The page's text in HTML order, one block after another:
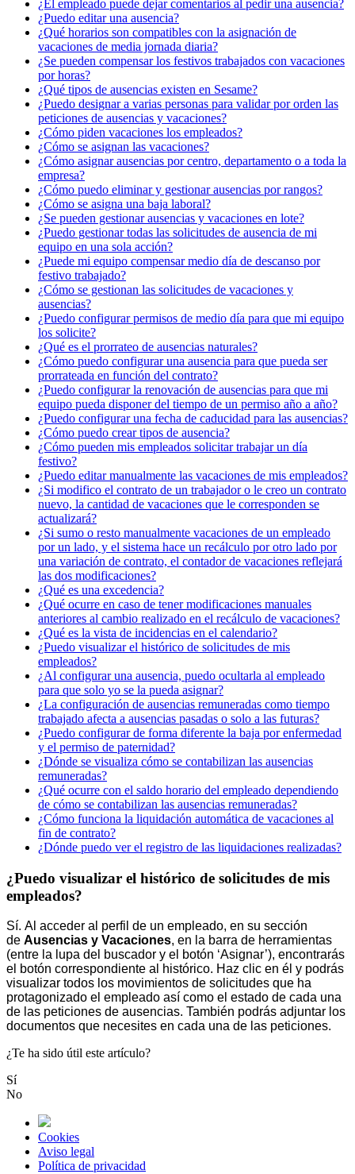
¿El empleado puede dejar comentarios al pedir una ausencia?
¿Puedo editar una ausencia?
¿Qué horarios son compatibles con la asignación de
vacaciones de media jornada diaria?
¿Se pueden compensar los festivos trabajados con vacaciones
por horas?
¿Qué tipos de ausencias existen en Sesame?
¿Puedo designar a varias personas para validar por orden las
peticiones de ausencias y vacaciones?
¿Cómo piden vacaciones los empleados?
¿Cómo se asignan las vacaciones?
¿Cómo asignar ausencias por centro, departamento o a toda la
empresa?
¿Cómo puedo eliminar y gestionar ausencias por rangos?
¿Cómo se asigna una baja laboral?
¿Se pueden gestionar ausencias y vacaciones en lote?
¿Puedo gestionar todas las solicitudes de ausencia de mi
equipo en una sola acción?
¿Puede mi equipo compensar medio día de descanso por
festivo trabajado?
¿Cómo se gestionan las solicitudes de vacaciones y
ausencias?
¿Puedo configurar permisos de medio día para que mi equipo
los solicite?
¿Qué es el prorrateo de ausencias naturales?
¿Cómo puedo configurar una ausencia para que pueda ser
prorrateada en función del contrato?
¿Puedo configurar la renovación de ausencias para que mi
equipo pueda disponer del tiempo de un permiso año a año?
¿Puedo configurar una fecha de caducidad para las ausencias?
¿Cómo puedo crear tipos de ausencia?
¿Cómo pueden mis empleados solicitar trabajar un día
festivo?
¿Puedo editar manualmente las vacaciones de mis empleados?
¿Si modifico el contrato de un trabajador o le creo un contrato
nuevo, la cantidad de vacaciones que le corresponden se
actualizará?
¿Si sumo o resto manualmente vacaciones de un empleado
por un lado, y el sistema hace un recálculo por otro lado por
una variación de contrato, el contador de vacaciones reflejará
las dos modificaciones?
¿Qué es una excedencia?
¿Qué ocurre en caso de tener modificaciones manuales
anteriores al cambio realizado en el recálculo de vacaciones?
¿Qué es la vista de incidencias en el calendario?
¿Puedo visualizar el histórico de solicitudes de mis
empleados?
¿Al configurar una ausencia, puedo ocultarla al empleado
para que solo yo se la pueda asignar?
¿La configuración de ausencias remuneradas como tiempo
trabajado afecta a ausencias pasadas o solo a las futuras?
¿Puedo configurar de forma diferente la baja por enfermedad
y el permiso de paternidad?
¿Dónde se visualiza cómo se contabilizan las ausencias
remuneradas?
¿Qué ocurre con el saldo horario del empleado dependiendo
de cómo se contabilizan las ausencias remuneradas?
¿Cómo funciona la liquidación automática de vacaciones al
fin de contrato?
¿Dónde puedo ver el registro de las liquidaciones realizadas?
¿Puedo visualizar el histórico de solicitudes de mis
empleados?
Sí. Al acceder al perfil de un empleado, en su sección
de Ausencias y Vacaciones, en la barra de herramientas
(entre la lupa del buscador y el botón ‘Asignar’), encontrarás
el botón correspondiente al histórico. Haz clic en é y podrás
visualizar todos los movimientos de solicitudes que ha
protagonizado el empleado así como el estado de cada una
de las peticiones de ausencias. También podrás adjuntar los
documentos que necesites en cada una de las peticiones.
¿Te ha sido útil este artículo?
Sí
No
Cookies
Aviso legal
Política de privacidad